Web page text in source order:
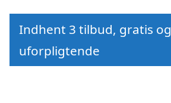
Indhent 3 tilbud, gratis og
uforpligtende